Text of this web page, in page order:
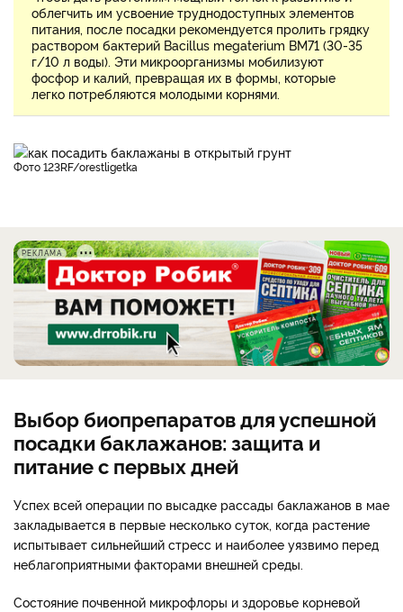
облегчить им усвоение труднодоступных элементов
питания, после посадки рекомендуется пролить грядку
раствором бактерий Bacillus megaterium ВМ71 (30-35
г/10 л воды). Эти микроорганизмы мобилизуют
фосфор и калий, превращая их в формы, которые
легко потребляются молодыми корнями.
фото 123RF/orestligetka
РЕКЛАМА
Выбор биопрепаратов для успешной
посадки баклажанов: защита и
питание с первых дней
Успех всей операции по высадке рассады баклажанов в мае
закладывается в первые несколько суток, когда растение
испытывает сильнейший стресс и наиболее уязвимо перед
неблагоприятными факторами внешней среды.
Состояние почвенной микрофлоры и здоровье корневой